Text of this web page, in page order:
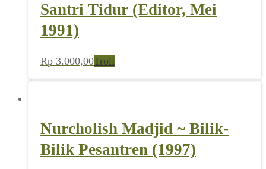
Santri Tidur (Editor, Mei
1991)
Rp 3.000,00Troli
Nurcholish Madjid ~ Bilik-
Bilik Pesantren (1997)